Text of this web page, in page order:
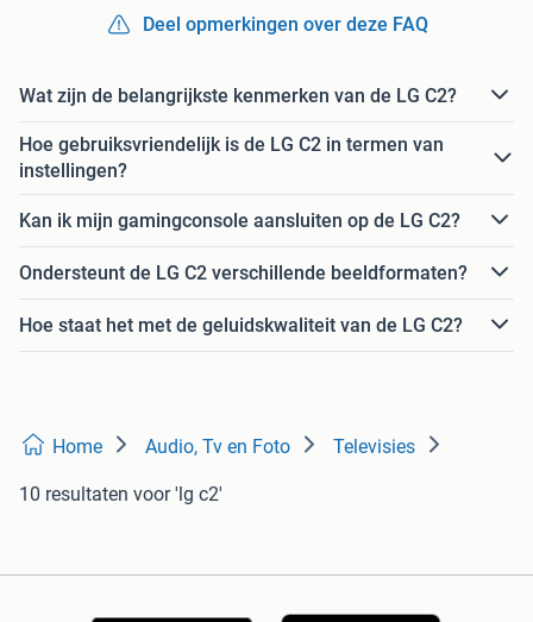
Deel opmerkingen over deze FAQ
Wat zijn de belangrijkste kenmerken van de LG C2?
Hoe gebruiksvriendelijk is de LG C2 in termen van
instellingen?
Kan ik mijn gamingconsole aansluiten op de LG C2?
Ondersteunt de LG C2 verschillende beeldformaten?
Hoe staat het met de geluidskwaliteit van de LG C2?
Home Audio, Tv en Foto Televisies
10 resultaten voor 'lg c2'